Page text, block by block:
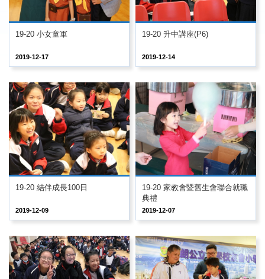
19-20 小女童軍
2019-12-17
19-20 升中講座(P6)
2019-12-14
19-20 結伴成長100日
2019-12-09
19-20 家教會暨舊生會聯合就職
典禮
2019-12-07